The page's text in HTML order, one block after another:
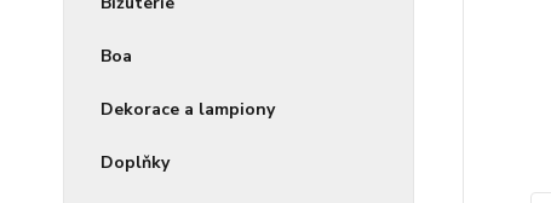
Boa
Dekorace a lampiony
Doplňky